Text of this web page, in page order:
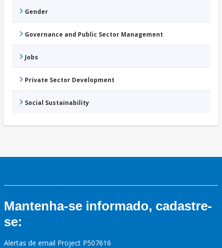
Gender
Governance and Public Sector Management
Jobs
Private Sector Development
Social Sustainability
Mantenha-se informado, cadastre-
se:
Alertas de email Project P507616